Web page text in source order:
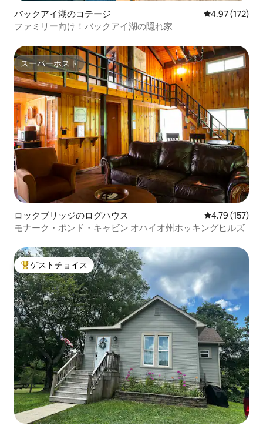
バックアイ湖のコテージ レビュー172
4.97 (172)
ファミリー向け！バックアイ湖の隠れ家
スーパーホスト
スーパーホスト
ロックブリッジのログハウス レビュー157
4.79 (157)
モナーク・ポンド・キャビン オハイオ州ホッキングヒルズ
大好評のゲストチョイスです。
ゲストチョイス